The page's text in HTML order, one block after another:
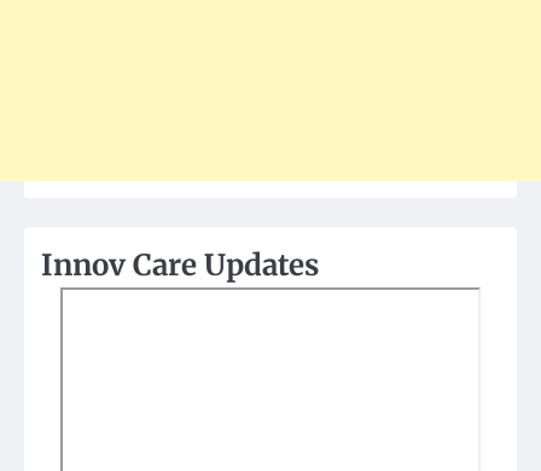
Innov Care Updates